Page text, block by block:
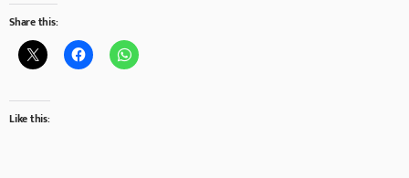
Share this:
Like this: